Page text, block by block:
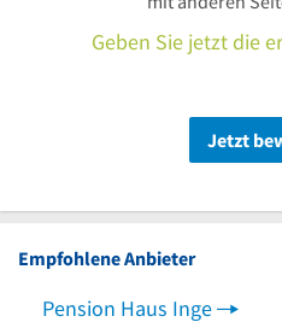
Geben Sie jetzt die
Jetzt
Empfohlene Anbieter
Pension Haus Inge